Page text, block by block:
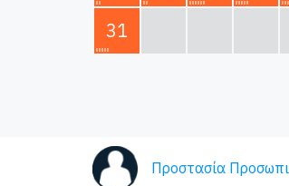
31
Προστασία